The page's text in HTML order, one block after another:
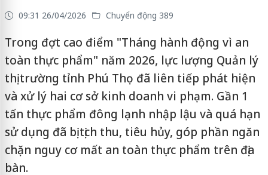
09:31 26/04/2026 Chuyển động 389
Trong đợt cao điểm "Tháng hành động vì an
toàn thực phẩm" năm 2026, lực lượng Quản lý
thị trường tỉnh Phú Thọ đã liên tiếp phát hiện
và xử lý hai cơ sở kinh doanh vi phạm. Gần 1
tấn thực phẩm đông lạnh nhập lậu và quá hạn
sử dụng đã bị tịch thu, tiêu hủy, góp phần ngăn
chặn nguy cơ mất an toàn thực phẩm trên địa
bàn.